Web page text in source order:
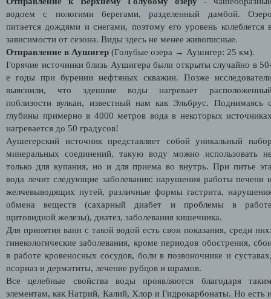
водоем с пологими берегами, разделенный дамбой.
питается дождями и снегами, поэтому его уровень колеблется
зависимости от сезона. Виды здесь не менее живописные.
Отправление в Аушигер (Голубые озера → Аушигер: 25 км).
Горячие источники близь Аушигера были открыты случайно в
е годы при бурении нефтяных скважин. Позже
выяснили, что здешние воды нагревает
поблизости вулкан, известный нам как Эльбрус. Поднимаясь
глубины примерно в 4000 метров вода в некоторых
нагревается до 50 градусов!
Аушегерский источник представляет собой уникальный
минеральных соединений, такую воду можно использовать
только для купания, но и для приема во внутрь. При питье
вода лечит следующие заболевания: нарушения работы печени
желчевыводящих путей, различные формы гастрита,
обмена веществ (сахарный диабет и проблемы в
щитовидной железы), диатез, заболевания кишечника.
Для принятия ванн с такой водой есть свои показания, среди
гинекологические заболевания, кроме периодов обострения,
в работе кровеносных сосудов, боли в позвоночнике и
псориаз и дерматиты, лечение рубцов и шрамов.
Все целебные свойства воды проявляются благодаря
элементам, как Натрий, Калий, Хлор и Гидрокарбонаты. Но есть